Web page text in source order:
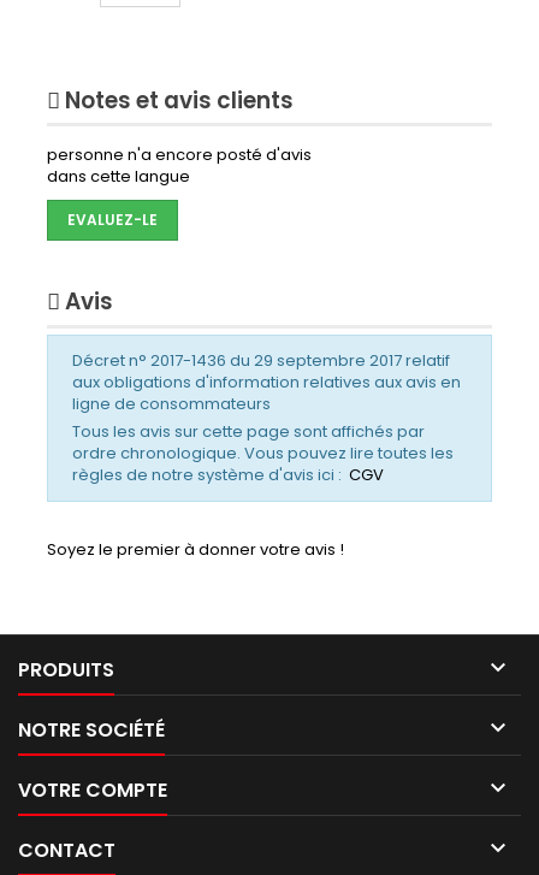
Notes et avis clients
personne n'a encore posté d'avis
dans cette langue
EVALUEZ-LE
Avis
Décret n° 2017-1436 du 29 septembre 2017 relatif
aux obligations d'information relatives aux avis en
ligne de consommateurs
Tous les avis sur cette page sont affichés par
ordre chronologique. Vous pouvez lire toutes les
règles de notre système d'avis ici : CGV
Soyez le premier à donner votre avis !
PRODUITS 
NOTRE SOCIÉTÉ 
VOTRE COMPTE 
CONTACT 